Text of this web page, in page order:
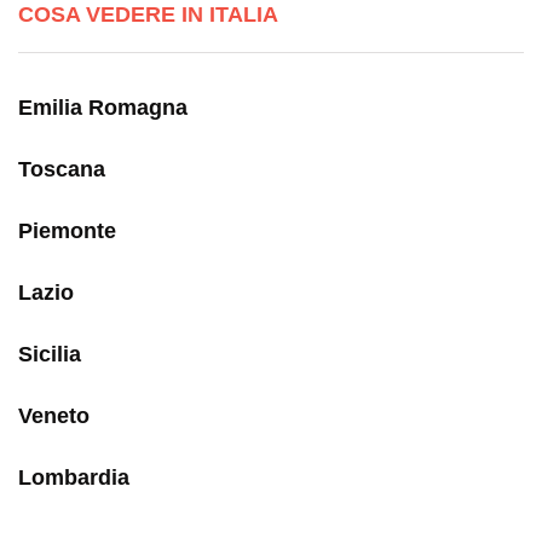
COSA VEDERE IN ITALIA
Emilia Romagna
Toscana
Piemonte
Lazio
Sicilia
Veneto
Lombardia